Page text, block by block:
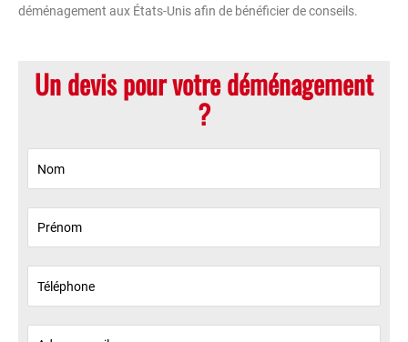
déménagement aux États-Unis afin de bénéficier de conseils.
Un devis pour votre déménagement
?